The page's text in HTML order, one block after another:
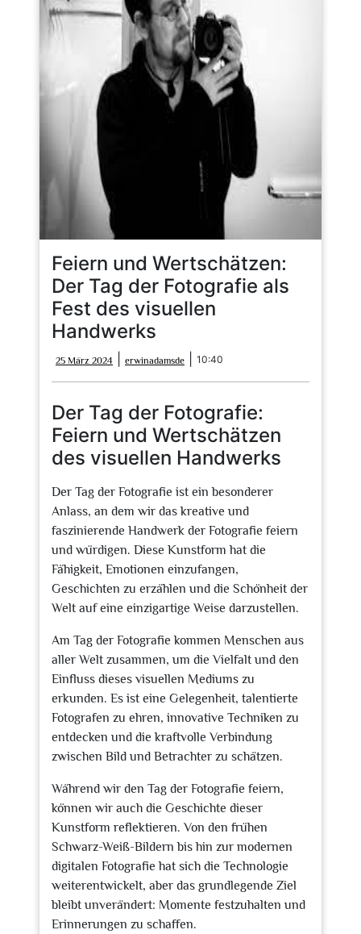
Feiern und Wertschätzen:
Der Tag der Fotografie als
Fest des visuellen
Handwerks
25 März 2024
März
2024
erwinadamsde erwinadamsde
10:40
Der Tag der Fotografie:
Feiern und Wertschätzen
des visuellen Handwerks
Der Tag der Fotografie ist ein besonderer
Anlass, an dem wir das kreative und
faszinierende Handwerk der Fotografie feiern
und würdigen. Diese Kunstform hat die
Fähigkeit, Emotionen einzufangen,
Geschichten zu erzählen und die Schönheit der
Welt auf eine einzigartige Weise darzustellen.
Am Tag der Fotografie kommen Menschen aus
aller Welt zusammen, um die Vielfalt und den
Einfluss dieses visuellen Mediums zu
erkunden. Es ist eine Gelegenheit, talentierte
Fotografen zu ehren, innovative Techniken zu
entdecken und die kraftvolle Verbindung
zwischen Bild und Betrachter zu schätzen.
Während wir den Tag der Fotografie feiern,
können wir auch die Geschichte dieser
Kunstform reflektieren. Von den frühen
Schwarz-Weiß-Bildern bis hin zur modernen
digitalen Fotografie hat sich die Technologie
weiterentwickelt, aber das grundlegende Ziel
bleibt unverändert: Momente festzuhalten und
Erinnerungen zu schaffen.